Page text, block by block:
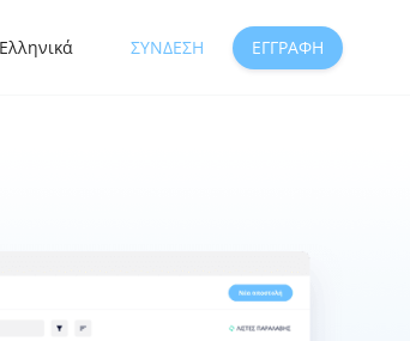
Ελληνικά ΣΎΝΔΕΣΗ ΕΓΓΡΑΦΉ